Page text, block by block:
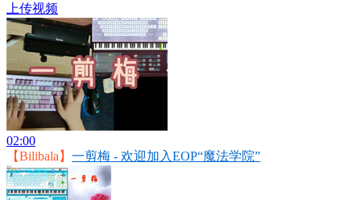
上传视频
02:00
【Bilibala】 一剪梅 - 欢迎加入EOP“魔法学院”